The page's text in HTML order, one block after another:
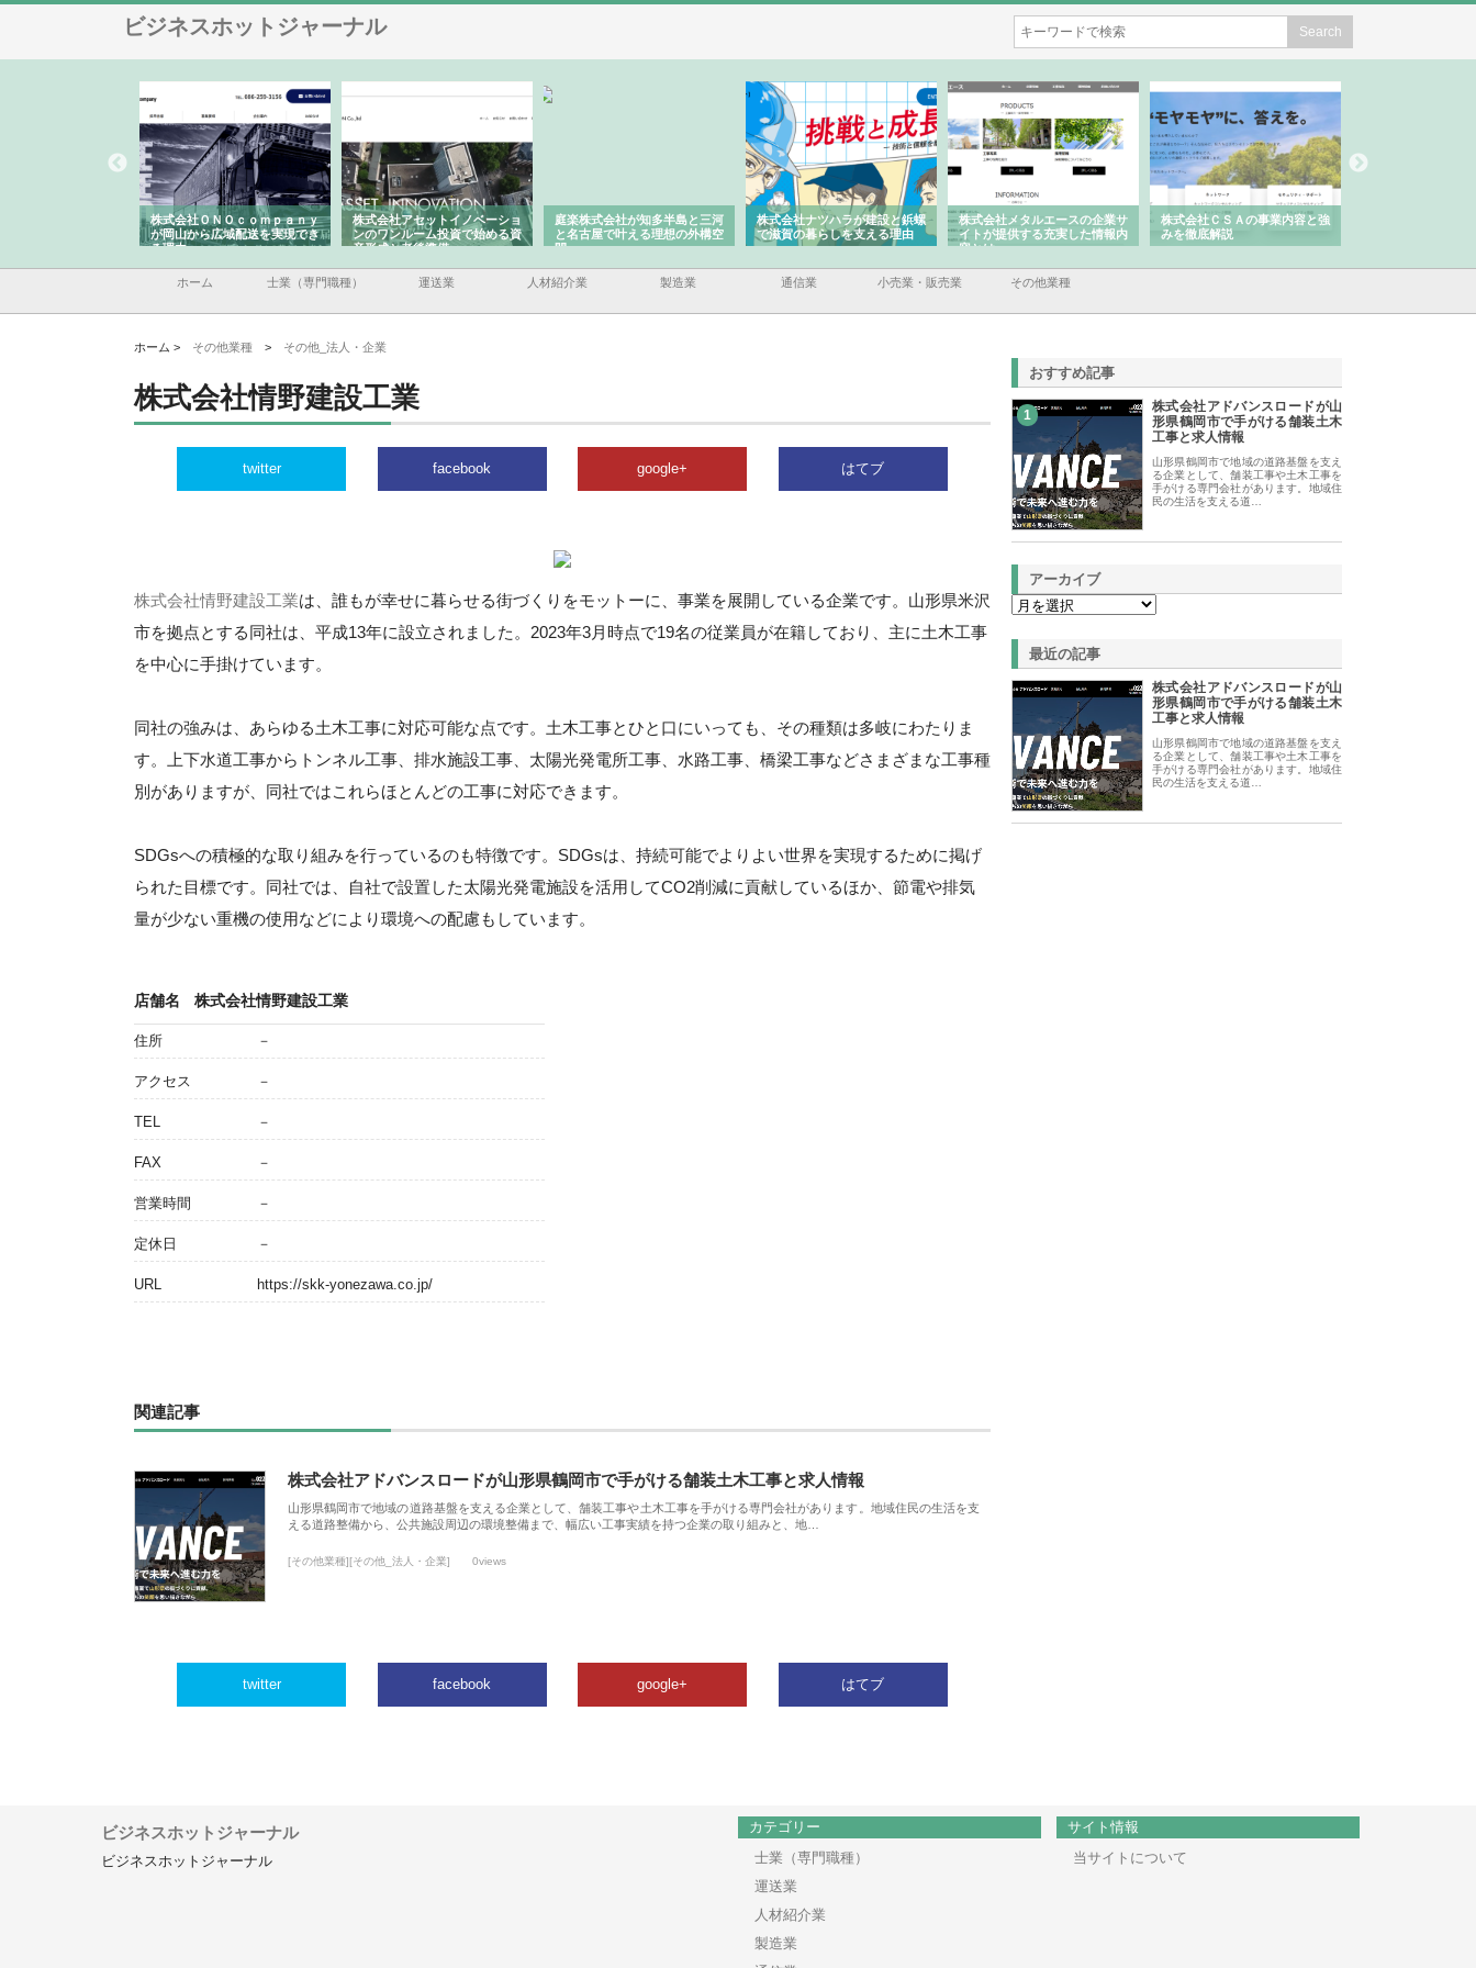
ビジネスホットジャーナル
株式会社ＯＮＯｃｏｍｐａｎｙ
が岡山から広域配送を実現でき
る理由
株式会社アセットイノベーショ
ンのワンルーム投資で始める資
産形成と老後準備
庭楽株式会社が知多半島と三河
と名古屋で叶える理想の外構空
間
株式会社ナツハラが建設と鋲螺
で滋賀の暮らしを支える理由
株式会社メタルエースの企業サ
イトが提供する充実した情報内
容とは
株式会社ＣＳＡの事業内容と強
みを徹底解説
ホーム 士業（専門職種） 運送業 人材紹介業 製造業 通信業 小売業・販売業 その他業種
ホーム > その他業種 > その他_法人・企業
株式会社情野建設工業
twitter facebook google+ はてブ
株式会社情野建設工業は、誰もが幸せに暮らせる街づくりをモットーに、事業を展開している企業です。山形県米沢
市を拠点とする同社は、平成13年に設立されました。2023年3月時点で19名の従業員が在籍しており、主に土木工事
を中心に手掛けています。
同社の強みは、あらゆる土木工事に対応可能な点です。土木工事とひと口にいっても、その種類は多岐にわたりま
す。上下水道工事からトンネル工事、排水施設工事、太陽光発電所工事、水路工事、橋梁工事などさまざまな工事種
別がありますが、同社ではこれらほとんどの工事に対応できます。
SDGsへの積極的な取り組みを行っているのも特徴です。SDGsは、持続可能でよりよい世界を実現するために掲げ
られた目標です。同社では、自社で設置した太陽光発電施設を活用してCO2削減に貢献しているほか、節電や排気
量が少ない重機の使用などにより環境への配慮もしています。
店舗名 株式会社情野建設工業
住所 －
アクセス －
TEL －
FAX －
営業時間 －
定休日 －
URL https://skk-yonezawa.co.jp/
関連記事
株式会社アドバンスロードが山形県鶴岡市で手がける舗装土木工事と求人情報
山形県鶴岡市で地域の道路基盤を支える企業として、舗装工事や土木工事を手がける専門会社があります。地域住民の生活を支
える道路整備から、公共施設周辺の環境整備まで、幅広い工事実績を持つ企業の取り組みと、地…
[その他業種][その他_法人・企業] 0views
twitter facebook google+ はてブ
おすすめ記事
1
株式会社アドバンスロードが山
形県鶴岡市で手がける舗装土木
工事と求人情報
山形県鶴岡市で地域の道路基盤を支え
る企業として、舗装工事や土木工事を
手がける専門会社があります。地域住
民の生活を支える道…
アーカイブ
最近の記事
株式会社アドバンスロードが山
形県鶴岡市で手がける舗装土木
工事と求人情報
山形県鶴岡市で地域の道路基盤を支え
る企業として、舗装工事や土木工事を
手がける専門会社があります。地域住
民の生活を支える道…
ビジネスホットジャーナル
ビジネスホットジャーナル
カテゴリー
士業（専門職種）
運送業
人材紹介業
製造業
サイト情報
当サイトについて